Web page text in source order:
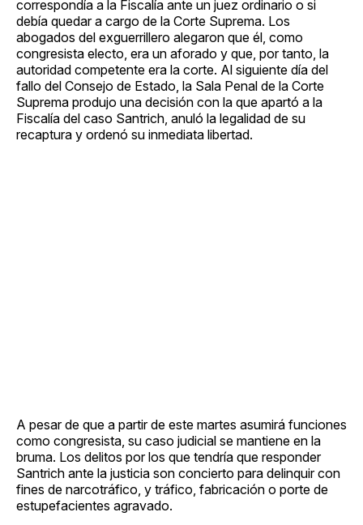
correspondía a la Fiscalía ante un juez ordinario o si
debía quedar a cargo de la Corte Suprema. Los
abogados del exguerrillero alegaron que él, como
congresista electo, era un aforado y que, por tanto, la
autoridad competente era la corte. Al siguiente día del
fallo del Consejo de Estado, la Sala Penal de la Corte
Suprema produjo una decisión con la que apartó a la
Fiscalía del caso Santrich, anuló la legalidad de su
recaptura y ordenó su inmediata libertad.
A pesar de que a partir de este martes asumirá funciones
como congresista, su caso judicial se mantiene en la
bruma. Los delitos por los que tendría que responder
Santrich ante la justicia son concierto para delinquir con
fines de narcotráfico, y tráfico, fabricación o porte de
estupefacientes agravado.